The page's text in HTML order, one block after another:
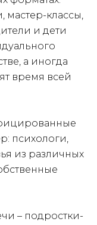
мастер-классы,
и дети
а иногда
время всей
психологи,
из различных
– подростки-